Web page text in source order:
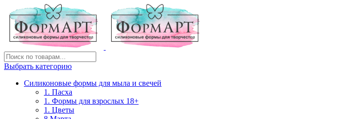
Выбрать категорию
Силиконовые формы для мыла и свечей
1. Пасха
1. Формы для взрослых 18+
1. Цветы